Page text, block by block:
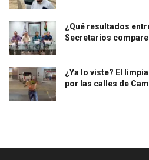
¿Qué resultados
Secretarios
¿Ya lo viste? El
por las calles de